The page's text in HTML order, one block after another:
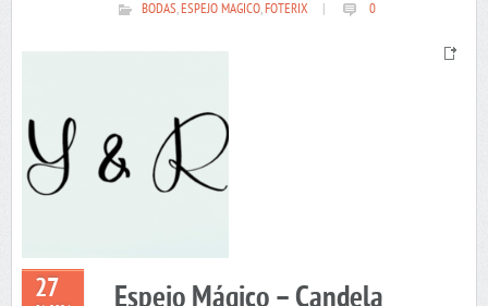
BODAS,ESPEJO MAGICO,FOTERIX 0
27